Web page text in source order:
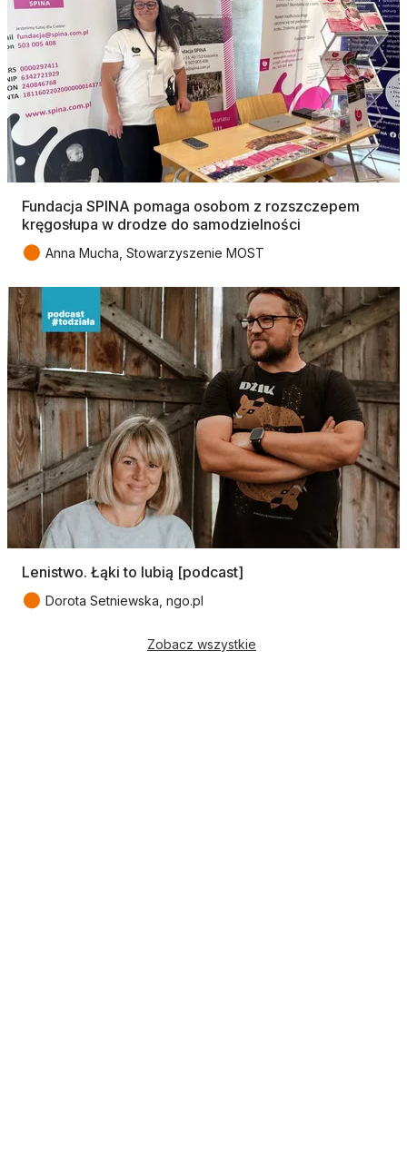
Fundacja SPINA pomaga osobom z rozszczepem
kręgosłupa w drodze do samodzielności
● Anna Mucha, Stowarzyszenie MOST
Lenistwo. Łąki to lubią [podcast]
● Dorota Setniewska, ngo.pl
Zobacz wszystkie